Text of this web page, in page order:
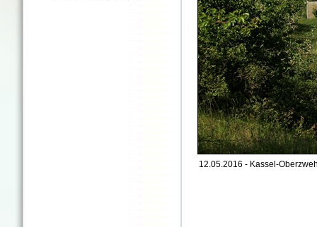
12.05.2016 - Kassel-